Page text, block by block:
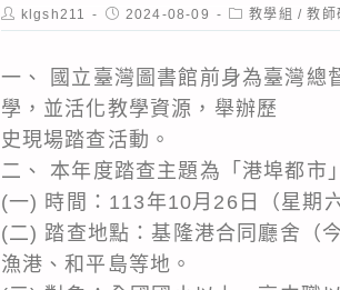
Post
author:
klgsh211
Post
published:
2024-08-09
Post
category:
教學組 / 教師
一、 國立臺灣圖書館前身為臺灣總
學，並活化教學資源，舉辦歷
史現場踏查活動。
二、 本年度踏查主題為「港埠都市
(一) 時間：113年10月26日（星期
(二) 踏查地點：基隆港合同廳舍（
漁港、和平島等地。